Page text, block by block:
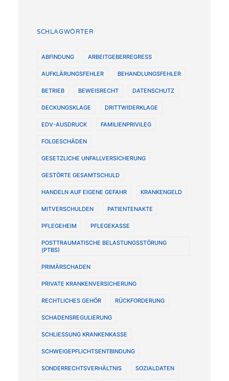
SCHLAGWÖRTER
ABFINDUNG ARBEITGEBERREGRESS
AUFKLÄRUNGSFEHLER BEHANDLUNGSFEHLER
BETRIEB BEWEISRECHT DATENSCHUTZ
DECKUNGSKLAGE DRITTWIDERKLAGE
EDV-AUSDRUCK FAMILIENPRIVILEG
FOLGESCHÄDEN
GESETZLICHE UNFALLVERSICHERUNG
GESTÖRTE GESAMTSCHULD
HANDELN AUF EIGENE GEFAHR KRANKENGELD
MITVERSCHULDEN PATIENTENAKTE
PFLEGEHEIM PFLEGEKASSE
POSTTRAUMATISCHE BELASTUNGSSTÖRUNG
(PTBS)
PRIMÄRSCHADEN
PRIVATE KRANKENVERSICHERUNG
RECHTLICHES GEHÖR RÜCKFORDERUNG
SCHADENSREGULIERUNG
SCHLIESSUNG KRANKENKASSE
SCHWEIGEPFLICHTSENTBINDUNG
SONDERRECHTSVERHÄLTNIS SOZIALDATEN